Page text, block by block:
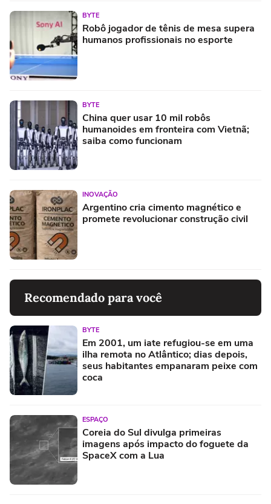
BYTE
Robô jogador de tênis de mesa supera
humanos profissionais no esporte
BYTE
China quer usar 10 mil robôs
humanoides em fronteira com Vietnã;
saiba como funcionam
INOVAÇÃO
Argentino cria cimento magnético e
promete revolucionar construção civil
Recomendado para você
BYTE
Em 2001, um iate refugiou-se em uma
ilha remota no Atlântico; dias depois,
seus habitantes empanaram peixe com
coca
ESPAÇO
Coreia do Sul divulga primeiras
imagens após impacto do foguete da
SpaceX com a Lua